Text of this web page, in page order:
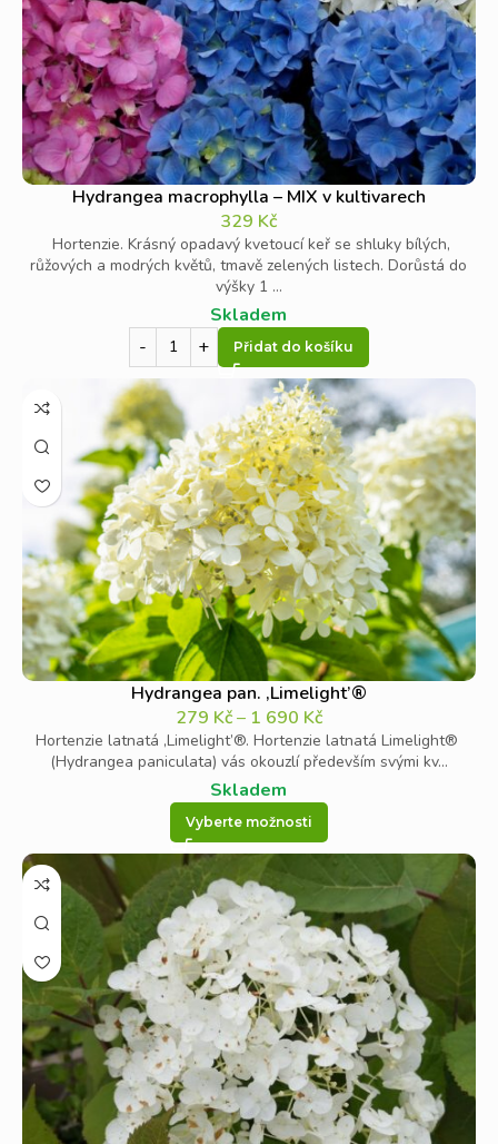
Hydrangea macrophylla – MIX v kultivarech
329 Kč
Hortenzie. Krásný opadavý kvetoucí keř se shluky bílých,
růžových a modrých květů, tmavě zelených listech. Dorůstá do
výšky 1 ...
Skladem
Přidat do košíku
Hydrangea pan. ‚Limelight’®
279 Kč– 1 690 Kč
Hortenzie latnatá ‚Limelight’®. Hortenzie latnatá Limelight®
(Hydrangea paniculata) vás okouzlí především svými kv...
Skladem
Vyberte možnosti